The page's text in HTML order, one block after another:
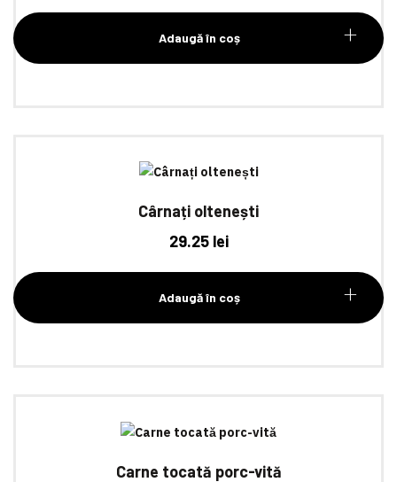
Adaugă în coș
Cârnați oltenești
29.25 lei
Adaugă în coș
Carne tocată porc-vită